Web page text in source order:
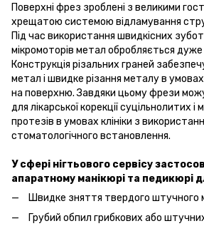
Поверхні фрез зроблені з великими
хрещатою системою відламування
Під час використання швидкісних
мікромоторів метал обробляється
Конструкція різальних граней
метал і швидке різання металу в
на поверхню. Завдяки цьому фрези
для лікарської корекції суцільнолитих
протезів в умовах клініки з
стоматологічного встановлення.
У сфері нігтьового сервісу
апаратному манікюрі та педикюрі
Швидке зняття твердого штучного
Грубий обпил грибкових або штучних